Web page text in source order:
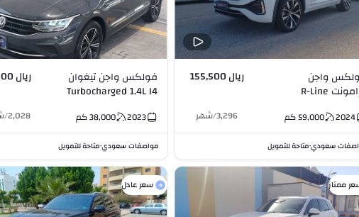
واجن
تيرامونت R-Line
Turbocharged
ريال 155,500
2024
59,000كم 3,296
/شهر
سعودي•متاحة للتمويل
فولكس واجن تيغوان
Turbocharged 1.4L I4
ريال 92,500
2023
38,000كم 2,028
/
مواصفات سعودي•متاحة للتمويل
ممتاز سعر عادل